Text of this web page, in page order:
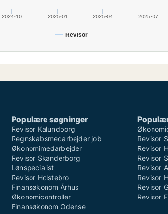
Revisor
2024-10 2025-01 2025-04 2025-07
Populære søgninger
Revisor Kalundborg
Regnskabsmedarbejder job
Økonomimedarbejder
Revisor Skanderborg
Lønspecialist
Revisor Holstebro
Finansøkonom Århus
Økonomicontroller
Finansøkonom Odense
Revisor
Revisor
Revisor
Revisor
Revisor
Revisor
Revisor